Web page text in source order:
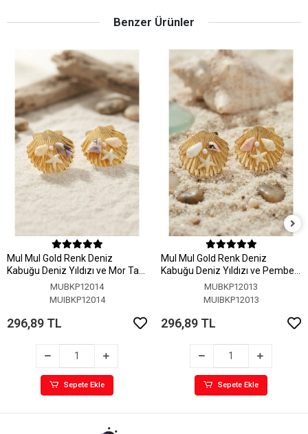
Benzer Ürünler
MuI MuI Gold Renk Deniz
Kabuğu Deniz Yıldızı ve Mor Taş
Detaylı KüpeMUBKP12014
MUIBKP12014
296,89 TL
Sepete Ekle
MuI MuI Gold Renk Deniz
Kabuğu Deniz Yıldızı ve Pembe
Taş Detaylı Küpe
MUBKP12013
MUIBKP12013
296,89 TL
Sepete Ekle